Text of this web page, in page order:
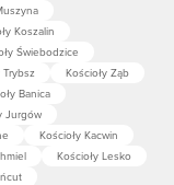
Koszalin
Świebodzice
Trybsz
Kościoły Ząb
Banica
Jurgów
Kościoły Kacwin
Kościoły Lesko